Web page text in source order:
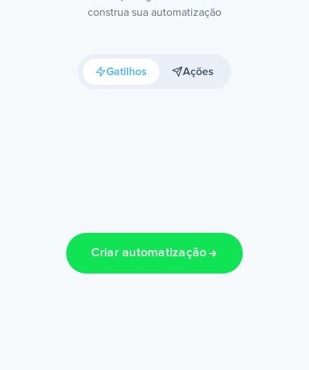
construa sua automatização
Gatilhos Ações
Criar automatização